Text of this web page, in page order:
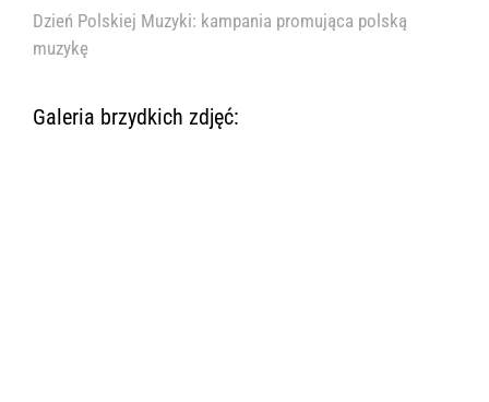
Dzień Polskiej Muzyki: kampania promująca polską
muzykę
Galeria brzydkich zdjęć: